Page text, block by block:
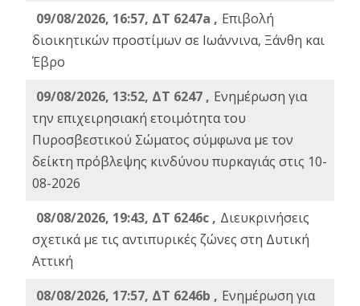
09/08/2026, 16:57, ΔΤ 6247a , Eπιβολή
διοικητικών προστίμων σε Ιωάννινα, Ξάνθη και
Έβρο
09/08/2026, 13:52, ΔΤ 6247 , Ενημέρωση για
την επιχειρησιακή ετοιμότητα του
Πυροσβεστικού Σώματος σύμφωνα με τον
δείκτη πρόβλεψης κινδύνου πυρκαγιάς στις 10-
08-2026
08/08/2026, 19:43, ΔT 6246c , Διευκρινήσεις
σχετικά με τις αντιπυρικές ζώνες στη Δυτική
Αττική
08/08/2026, 17:57, ΔΤ 6246b , Ενημέρωση για